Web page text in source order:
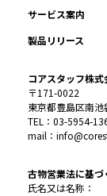
サービス案内
製品リリース
コアスタッフ株式
〒171-0022
東京都豊島区南
TEL：03-5954-
mail：
古物営業法に基づ
氏名又は名称：